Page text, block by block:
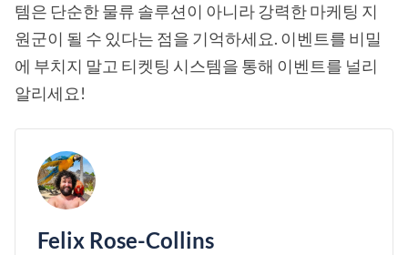
템은 단순한 물류 솔루션이 아니라 강력한 마케팅 지
원군이 될 수 있다는 점을 기억하세요. 이벤트를 비밀
에 부치지 말고 티켓팅 시스템을 통해 이벤트를 널리
알리세요!
Felix Rose-Collins